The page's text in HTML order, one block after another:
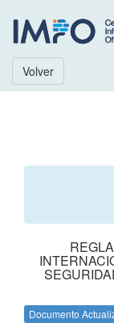
Volver
Documento